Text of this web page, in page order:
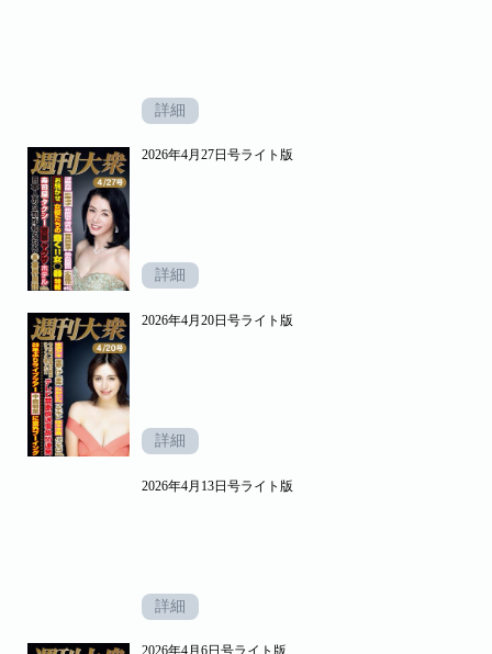
詳細
2026年4月27日号ライト版
詳細
2026年4月20日号ライト版
詳細
2026年4月13日号ライト版
詳細